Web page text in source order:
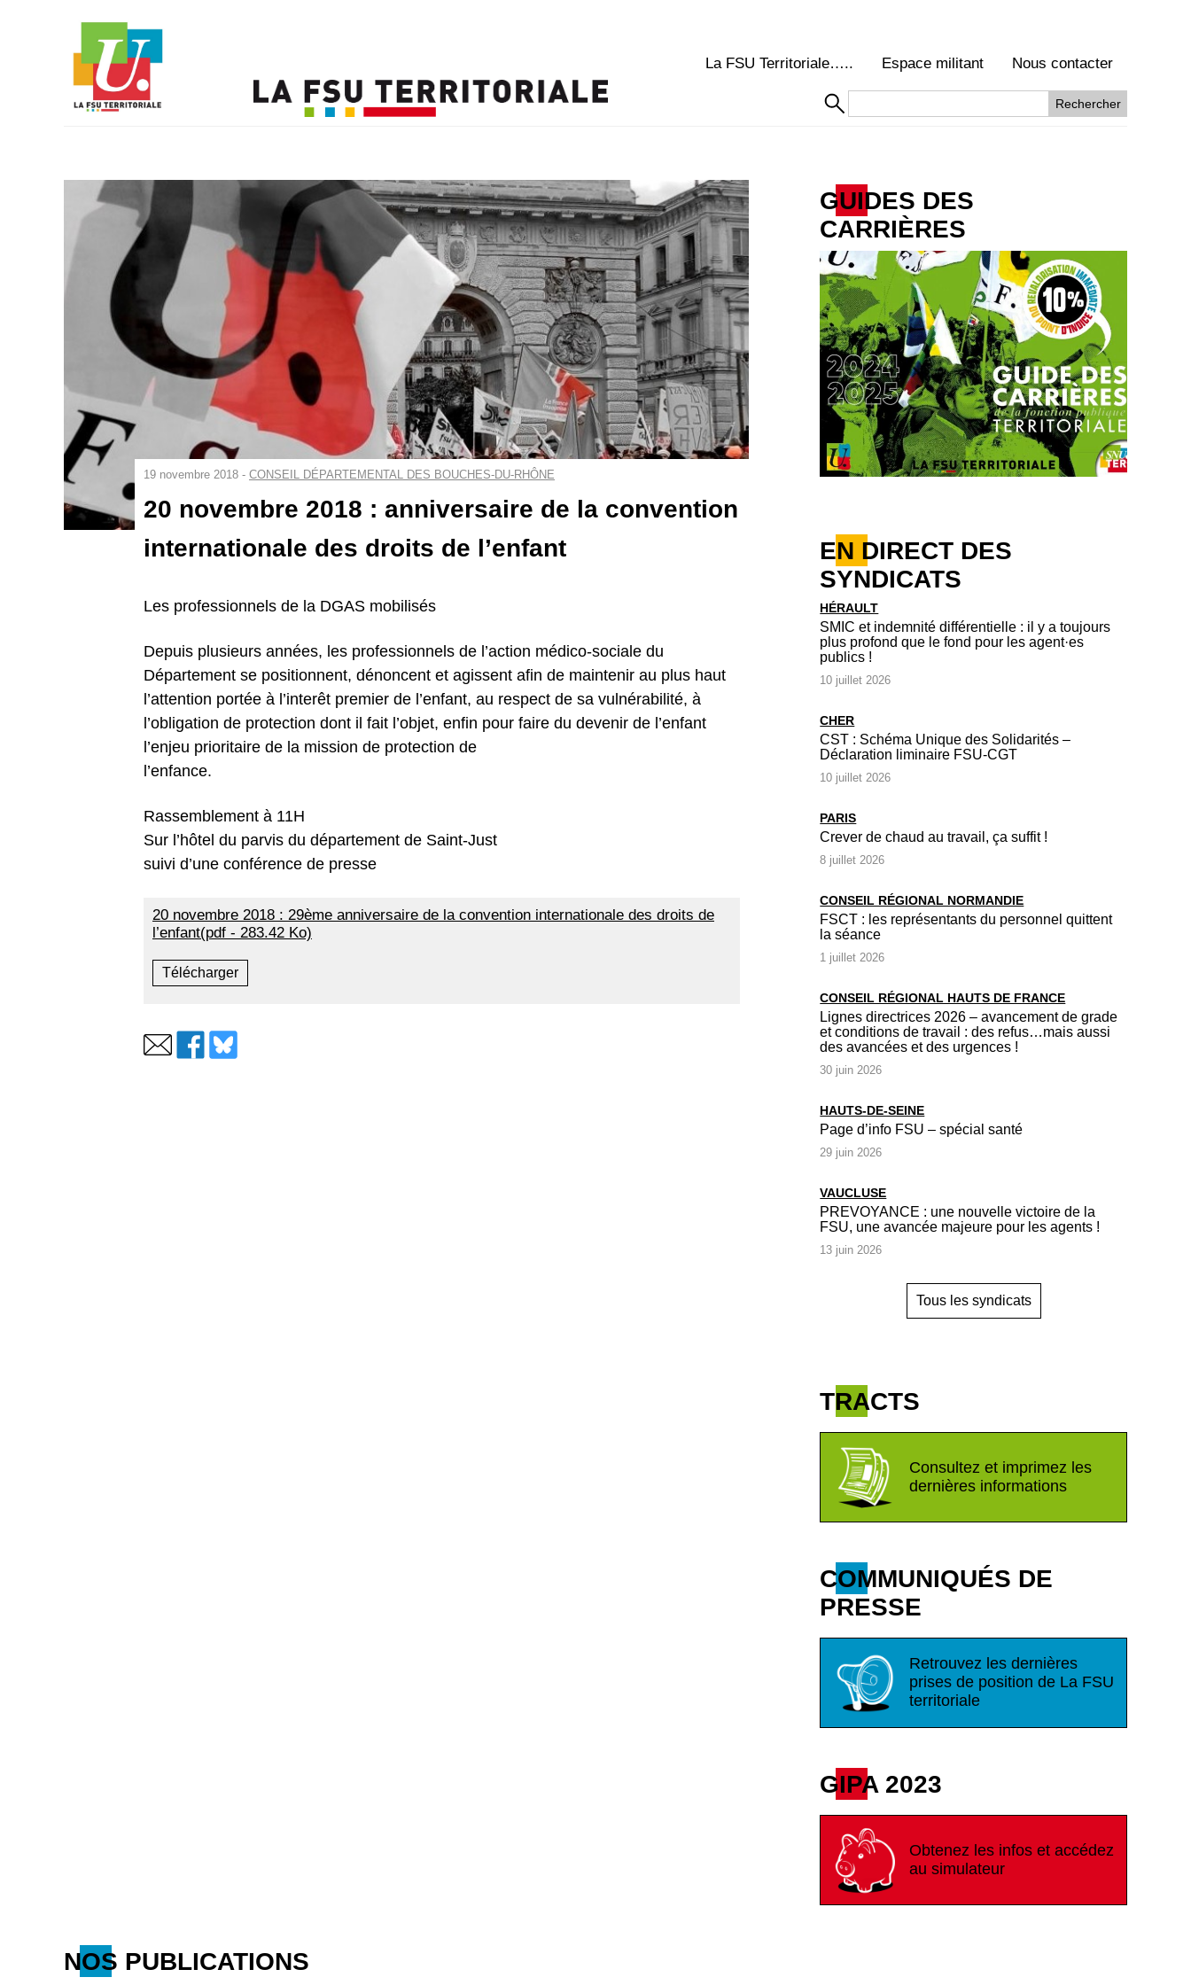
La FSU Territoriale….. Espace militant Nous contacter
19 novembre 2018 - CONSEIL DÉPARTEMENTAL DES BOUCHES-DU-RHÔNE
20 novembre 2018 : anniversaire de la convention
internationale des droits de l’enfant
Les professionnels de la DGAS mobilisés
Depuis plusieurs années, les professionnels de l’action médico-sociale du
Département se positionnent, dénoncent et agissent afin de maintenir au plus haut
l’attention portée à l’interêt premier de l’enfant, au respect de sa vulnérabilité, à
l’obligation de protection dont il fait l’objet, enfin pour faire du devenir de l’enfant
l’enjeu prioritaire de la mission de protection de
l’enfance.
Rassemblement à 11H
Sur l’hôtel du parvis du département de Saint-Just
suivi d’une conférence de presse
20 novembre 2018 : 29ème anniversaire de la convention internationale des droits de
l’enfant(pdf - 283.42 Ko)
Télécharger
GUIDES DES
CARRIÈRES
EN DIRECT DES
SYNDICATS
HÉRAULT
SMIC et indemnité différentielle : il y a toujours
plus profond que le fond pour les agent·es
publics !
10 juillet 2026
CHER
CST : Schéma Unique des Solidarités –
Déclaration liminaire FSU-CGT
10 juillet 2026
PARIS
Crever de chaud au travail, ça suffit !
8 juillet 2026
CONSEIL RÉGIONAL NORMANDIE
FSCT : les représentants du personnel quittent
la séance
1 juillet 2026
CONSEIL RÉGIONAL HAUTS DE FRANCE
Lignes directrices 2026 – avancement de grade
et conditions de travail : des refus…mais aussi
des avancées et des urgences !
30 juin 2026
HAUTS-DE-SEINE
Page d’info FSU – spécial santé
29 juin 2026
VAUCLUSE
PREVOYANCE : une nouvelle victoire de la
FSU, une avancée majeure pour les agents !
13 juin 2026
Tous les syndicats
TRACTS
Consultez et imprimez les
dernières informations
COMMUNIQUÉS DE
PRESSE
Retrouvez les dernières
prises de position de La FSU
territoriale
GIPA 2023
Obtenez les infos et accédez
au simulateur
NOS PUBLICATIONS